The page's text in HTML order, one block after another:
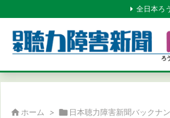
全日本ろ
 ホーム >  日本聴力障害新聞バックナ